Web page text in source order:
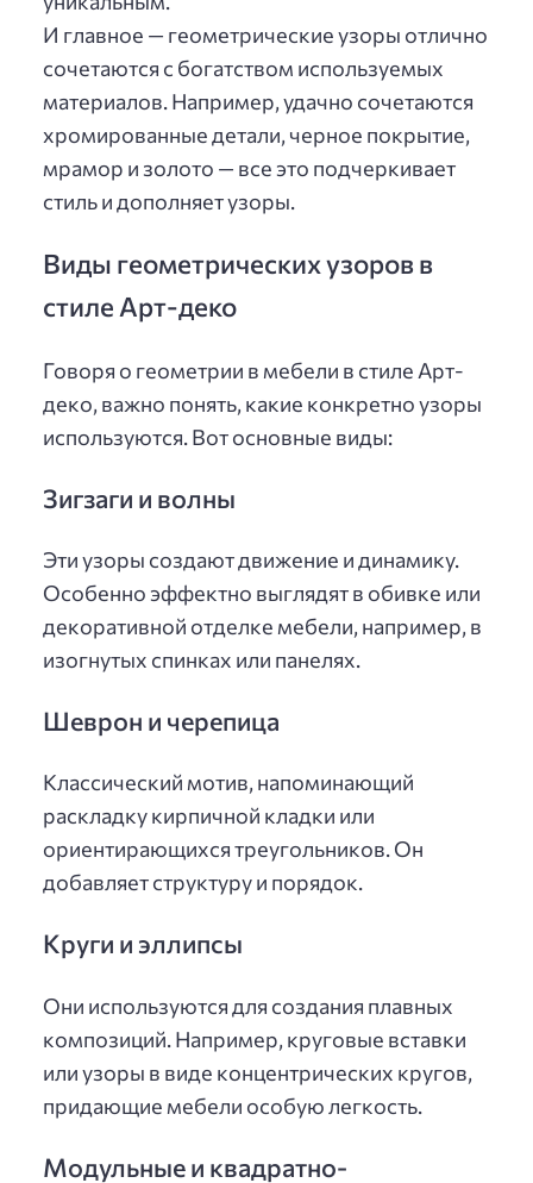
И главное — геометрические узоры отлично
сочетаются с богатством используемых
материалов. Например, удачно сочетаются
хромированные детали, черное покрытие,
мрамор и золото — все это подчеркивает
стиль и дополняет узоры.
Виды геометрических узоров в
стиле Арт-деко
Говоря о геометрии в мебели в стиле Арт-
деко, важно понять, какие конкретно узоры
используются. Вот основные виды:
Зигзаги и волны
Эти узоры создают движение и динамику.
Особенно эффектно выглядят в обивке или
декоративной отделке мебели, например, в
изогнутых спинках или панелях.
Шеврон и черепица
Классический мотив, напоминающий
раскладку кирпичной кладки или
ориентирающихся треугольников. Он
добавляет структуру и порядок.
Круги и эллипсы
Они используются для создания плавных
композиций. Например, круговые вставки
или узоры в виде концентрических кругов,
придающие мебели особую легкость.
Модульные и квадратно-